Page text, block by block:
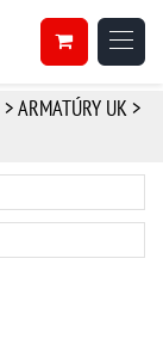
>ARMATÚRY UK >